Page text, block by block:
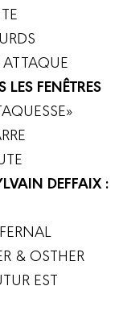
ATTAQUE
FENÊTRES
DEFFAIX :
& OSTHER
EST